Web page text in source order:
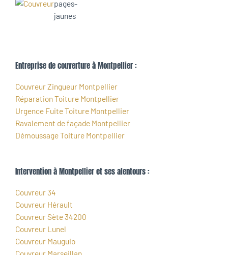
Entreprise de couverture à Montpellier :
Couvreur Zingueur Montpellier
Réparation Toiture Montpellier
Urgence Fuite Toiture Montpellier
Ravalement de façade Montpellier
Démoussage Toiture Montpellier
Intervention à Montpellier et ses alentours :
Couvreur 34
Couvreur Hérault
Couvreur Sète 34200
Couvreur Lunel
Couvreur Mauguio